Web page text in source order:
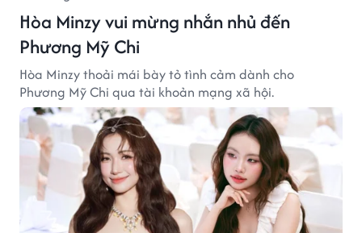
Hòa Minzy vui mừng nhắn nhủ đến
Phương Mỹ Chi
Hòa Minzy thoải mái bày tỏ tình cảm dành cho
Phương Mỹ Chi qua tài khoản mạng xã hội.